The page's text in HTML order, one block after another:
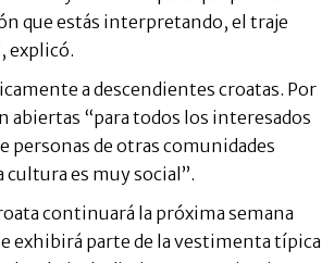
que estás interpretando, el traje
explicó.
a descendientes croatas. Por
abiertas “para todos los interesados
personas de otras comunidades
es muy social”.
continuará la próxima semana
exhibirá parte de la vestimenta típica